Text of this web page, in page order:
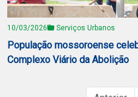
10/03/2026 Serviços Urbanos
População mossoroense
Complexo Viário da Abolição